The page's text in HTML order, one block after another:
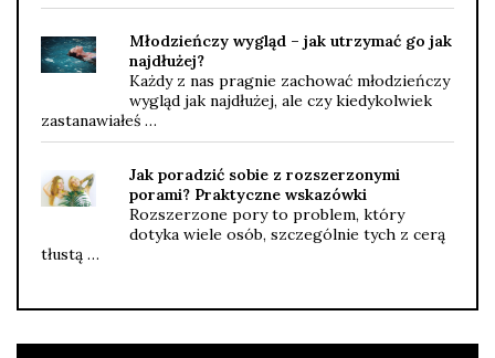
Młodzieńczy wygląd – jak utrzymać go jak
najdłużej?
Każdy z nas pragnie zachować młodzieńczy
wygląd jak najdłużej, ale czy kiedykolwiek
zastanawiałeś …
Jak poradzić sobie z rozszerzonymi
porami? Praktyczne wskazówki
Rozszerzone pory to problem, który
dotyka wiele osób, szczególnie tych z cerą
tłustą …